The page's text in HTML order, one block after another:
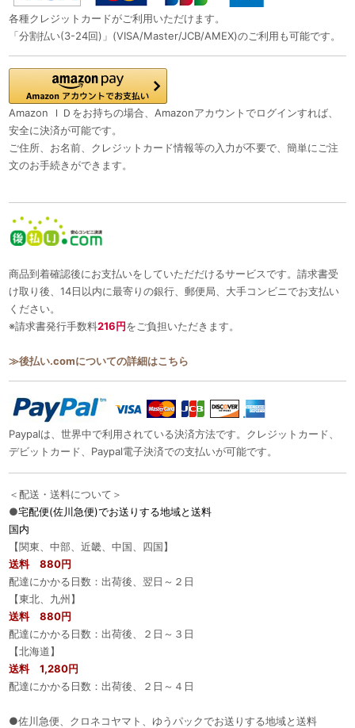
各種クレジットカードがご利用いただけます。
「分割払い(3-24回)」(VISA/Master/JCB/AMEX)のご利用も可能です。
Amazon ＩＤをお持ちの場合、Amazonアカウントでログインすれば、
安全に決済が可能です。
ご住所、お名前、クレジットカード情報等の入力が不要で、簡単にご注
文のお手続きができます。
商品到着確認後にお支払いをしていただだけるサービスです。請求書受
け取り後、14日以内に最寄りの銀行、郵便局、大手コンビニでお支払い
ください。
※請求書発行手数料216円をご負担いただきます。
≫後払い.comについての詳細はこちら
Paypalは、世界中で利用されている決済方法です。クレジットカード、
デビットカード、Paypal電子決済での支払いが可能です。
＜配送・送料について＞
●宅配便(佐川急便)でお送りする地域と送料
国内
【関東、中部、近畿、中国、四国】
送料 880円
配達にかかる日数：出荷後、翌日～２日
【東北、九州】
送料 880円
配達にかかる日数：出荷後、２日～３日
【北海道】
送料 1,280円
配達にかかる日数：出荷後、２日～４日
●佐川急便、クロネコヤマト、ゆうパックでお送りする地域と送料